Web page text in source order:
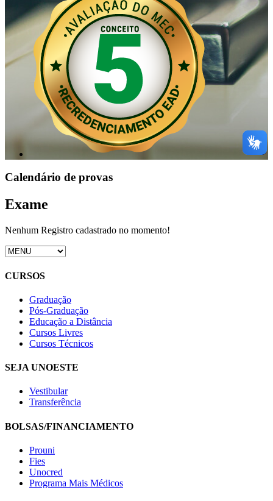
Calendário de provas
Exame
Nenhum Registro cadastrado no momento!
CURSOS
Graduação
Pós-Graduação
Educação a Distância
Cursos Livres
Cursos Técnicos
SEJA UNOESTE
Vestibular
Transferência
BOLSAS/FINANCIAMENTO
Prouni
Fies
Unocred
Programa Mais Médicos